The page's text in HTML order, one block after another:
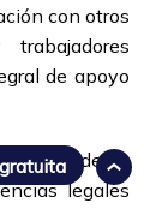
con otros
de apoyo
es un delito
legales